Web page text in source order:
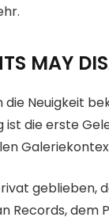
MAY
Neuigkeit
ist die erste
geblieben,
Records, dem